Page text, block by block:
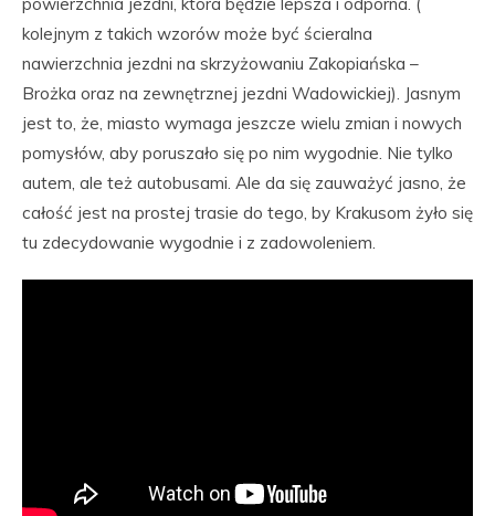
kolejnym z takich wzorów może być ścieralna
nawierzchnia jezdni na skrzyżowaniu Zakopiańska –
Brożka oraz na zewnętrznej jezdni Wadowickiej). Jasnym
jest to, że, miasto wymaga jeszcze wielu zmian i nowych
pomysłów, aby poruszało się po nim wygodnie. Nie tylko
autem, ale też autobusami. Ale da się zauważyć jasno, że
całość jest na prostej trasie do tego, by Krakusom żyło się
tu zdecydowanie wygodnie i z zadowoleniem.